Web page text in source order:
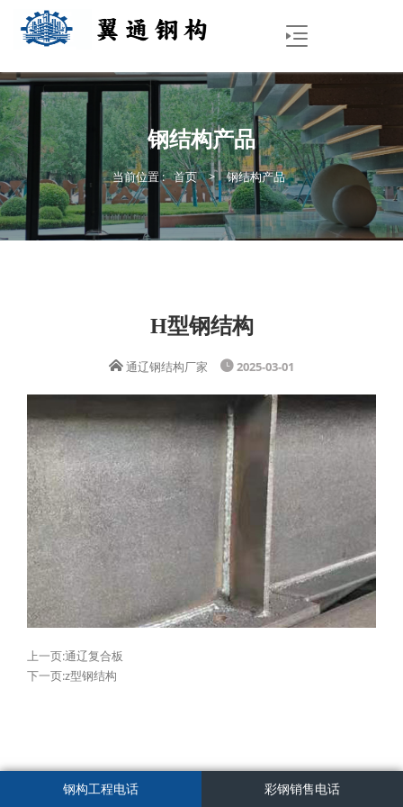
钢结构产品
当前位置 : 首页 > 钢结构产品
H型钢结构
通辽钢结构厂家 2025-03-01
上一页:通辽复合板
下一页:z型钢结构
钢构工程电话 彩钢销售电话